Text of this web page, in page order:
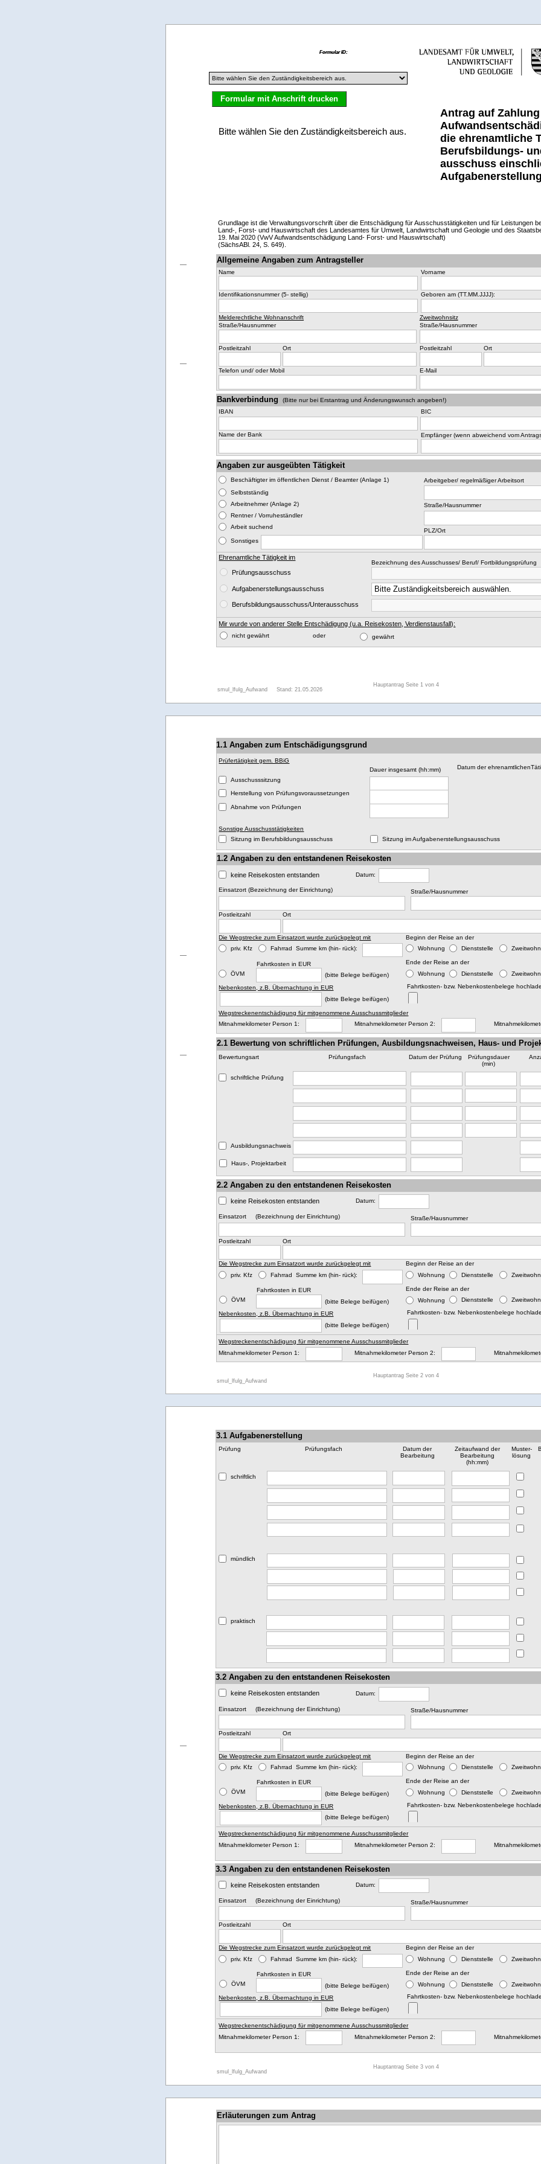
Hauptantrag Seite 1 von 4
Antrag auf
die ehrenamtliche
Berufsbildungs-
ausschuss
Allgemeine Angaben zum Antragsteller
Name
Grundlage ist die Verwaltungsvorschrift über die Entschädigung für Ausschusstätigkeiten und für Leistungen
Land-, Forst- und Hauswirtschaft des Landesamtes für Umwelt, Landwirtschaft und Geologie und des
19. Mai 2020 (VwV Aufwandsentschädigung Land- Forst- und Hauswirtschaft)
(SächsABl. 24, S. 649).
Vorname
Melderechtliche Wohnanschrift
Straße/Hausnummer
Postleitzahl Ort
Telefon und/ oder Mobil E-Mail
Bankverbindung
Name der Bank Empfänger (wenn abweichend vom
IBAN BIC
Angaben zur ausgeübten Tätigkeit
Arbeitgeber/ regelmäßiger Arbeitsort
Straße/Hausnummer
PLZ/Ort
Zweitwohnsitz
Straße/Hausnummer
Postleitzahl Ort
Identifikationsnummer (5- stellig) Geboren am (TT.MM.JJJJ):
Ehrenamtliche Tätigkeit im
Bezeichnung des Ausschusses/ Beruf/ Fortbildungsprüfung
Mir wurde von anderer Stelle Entschädigung (u.a. Reisekosten, Verdienstausfall):
(Bitte nur bei Erstantrag und Änderungswunsch angeben!)
smul_lfulg_Aufwand Stand: 21.05.2026
Formular mit Anschrift drucken
Beschäftigter im öffentlichen Dienst / Beamter (Anlage 1)
Selbstständig
Arbeitnehmer (Anlage 2)
Rentner / Vorruheständler
Arbeit suchend
Sonstiges
Prüfungsausschuss
Aufgabenerstellungsausschuss
Berufsbildungsausschuss/Unterausschuss
nicht gewährt oder gewährt
Hauptantrag Seite 2 von 4
Beginn der Reise an der
Einsatzort (Bezeichnung der Einrichtung) Straße/Hausnummer
Postleitzahl Ort
Die Wegstrecke zum Einsatzort wurde zurückgelegt mit
1.2 Angaben zu den entstandenen Reisekosten
(bitte Belege beifügen)
Ende der Reise an der
Wegstreckenentschädigung für mitgenommene Ausschussmitglieder
Mitnahmekilometer Person 1:
Mitnahmekilometer Person 2:
Datum:
Fahrtkosten in EUR
Dauer insgesamt (hh:mm)
1.1 Angaben zum Entschädigungsgrund
Prüfertätigkeit gem. BBiG
2.1 Bewertung von schriftlichen Prüfungen, Ausbildungsnachweisen, Haus- und
Prüfungsfach Datum der Prüfung
Prüfungsdauer
(min)
Bewertungsart
Beginn der Reise an der
Einsatzort (Bezeichnung der Einrichtung) Straße/Hausnummer
Postleitzahl Ort
Die Wegstrecke zum Einsatzort wurde zurückgelegt mit
2.2 Angaben zu den entstandenen Reisekosten
(bitte Belege beifügen)
Ende der Reise an der
Wegstreckenentschädigung für mitgenommene Ausschussmitglieder
Mitnahmekilometer Person 1:
Mitnahmekilometer Person 2:
Datum:
Fahrtkosten in EUR
Datum der
Sonstige Ausschusstätigkeiten
Nebenkosten, z.B. Übernachtung in EUR
Fahrtkosten- bzw. Nebenkostenbelege
(bitte Belege beifügen)
Nebenkosten, z.B. Übernachtung in EUR
Fahrtkosten- bzw. Nebenkostenbelege
(bitte Belege beifügen)
smul_lfulg_Aufwand
Ausschusssitzung
Herstellung von Prüfungsvoraussetzungen
Abnahme von Prüfungen
Sitzung im Berufsbildungsausschuss Sitzung im Aufgabenerstellungsausschuss
keine Reisekosten entstanden
priv. Kfz Fahrrad Summe km (hin- rück):
ÖVM
Wohnung Dienststelle
Wohnung Dienststelle
schriftliche Prüfung
Ausbildungsnachweis
Haus-, Projektarbeit
keine Reisekosten entstanden
priv. Kfz Fahrrad Summe km (hin- rück):
ÖVM
Wohnung Dienststelle
Wohnung Dienststelle
3.1 Aufgabenerstellung
Prüfungsfach
Datum der
Bearbeitung
Zeitaufwand der
Bearbeitung
(hh:mm)
Prüfung
Beginn der Reise an der
Einsatzort (Bezeichnung der Einrichtung) Straße/Hausnummer
Postleitzahl Ort
Die Wegstrecke zum Einsatzort wurde zurückgelegt mit
3.2 Angaben zu den entstandenen Reisekosten
(bitte Belege beifügen)
Ende der Reise an der
Wegstreckenentschädigung für mitgenommene Ausschussmitglieder
Mitnahmekilometer Person 1:
Mitnahmekilometer Person 2:
Datum:
Fahrtkosten in EUR
Nebenkosten, z.B. Übernachtung in EUR
Fahrtkosten- bzw. Nebenkostenbelege
(bitte Belege beifügen)
Muster-
lösung
Hauptantrag Seite 3 von 4
Beginn der Reise an der
Einsatzort (Bezeichnung der Einrichtung) Straße/Hausnummer
Postleitzahl Ort
Die Wegstrecke zum Einsatzort wurde zurückgelegt mit
3.3 Angaben zu den entstandenen Reisekosten
(bitte Belege beifügen)
Ende der Reise an der
Wegstreckenentschädigung für mitgenommene Ausschussmitglieder
Mitnahmekilometer Person 1:
Mitnahmekilometer Person 2:
Datum:
Fahrtkosten in EUR
Nebenkosten, z.B. Übernachtung in EUR
Fahrtkosten- bzw. Nebenkostenbelege
(bitte Belege beifügen)
smul_lfulg_Aufwand
schriftlich
mündlich
praktisch
keine Reisekosten entstanden
priv. Kfz Fahrrad Summe km (hin- rück):
ÖVM
Wohnung Dienststelle
Wohnung Dienststelle
keine Reisekosten entstanden
priv. Kfz Fahrrad Summe km (hin- rück):
ÖVM
Wohnung Dienststelle
Wohnung Dienststelle
Erläuterungen zum Antrag